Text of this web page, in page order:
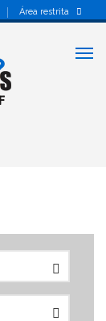
Área restrita